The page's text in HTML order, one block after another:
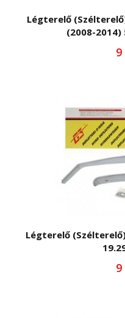
Légterelő
(2008-2014)
Légterelő